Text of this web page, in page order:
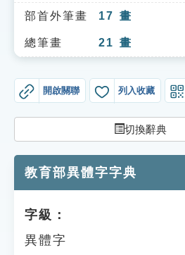
知識索引
單字索引
貓頭鷹博士
部首外筆畫 17 畫
總筆畫 21 畫
開啟關聯 列入收藏
切換辭典
教育部異體字字典
字級：
異體字